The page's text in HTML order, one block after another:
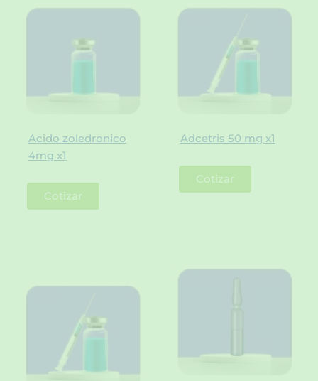
Acido zoledronico
4mg x1
Cotizar
Adcetris 50 mg x1
Cotizar